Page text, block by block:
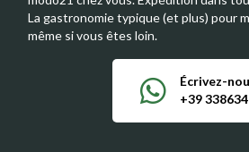
La gastronomie typique (et plus) pour
même si vous êtes loin.
Écrivez-
+39